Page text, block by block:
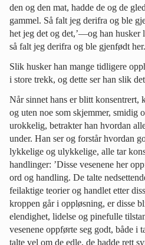
den og den mat, hadde de og de
gammel. Så falt jeg derifra og ble
het jeg det og det,’—og han
så falt jeg derifra og ble gjenfødt
Slik husker han mange tidligere
i store trekk, og dette ser han slik
Når sinnet hans er blitt konsentrert,
og uten noe som skjemmer, smidig
urokkelig, betrakter han hvordan
under. Han ser og forstår hvordan
lykkelige og ulykkelige, alle tar
handlinger: ’Disse vesenene her
ord og handling. De talte
feilaktige teorier og handlet etter
kroppen går i oppløsning, er disse
elendighet, lidelse og pinefulle
vesenene oppførte seg godt, både i
talte vel om de edle, de hadde rett